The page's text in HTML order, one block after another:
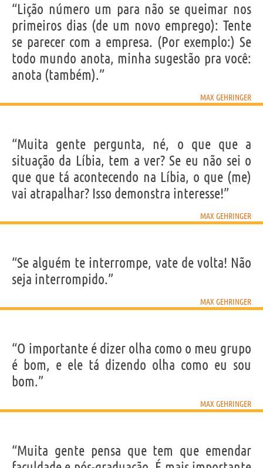
“Lição número um para não se queimar nos
primeiros dias (de um novo emprego): Tente
se parecer com a empresa. (Por exemplo:) Se
todo mundo anota, minha sugestão pra você:
anota (também).”
MAX GEHRINGER
“Muita gente pergunta, né, o que que a
situação da Líbia, tem a ver? Se eu não sei o
que que tá acontecendo na Líbia, o que (me)
vai atrapalhar? Isso demonstra interesse!”
MAX GEHRINGER
“Se alguém te interrompe, vate de volta! Não
seja interrompido.”
MAX GEHRINGER
“O importante é dizer olha como o meu grupo
é bom, e ele tá dizendo olha como eu sou
bom.”
MAX GEHRINGER
“Muita gente pensa que tem que emendar